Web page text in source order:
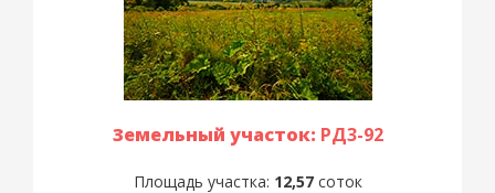
Земельный участок: РД3-92
Площадь участка: 12,57соток